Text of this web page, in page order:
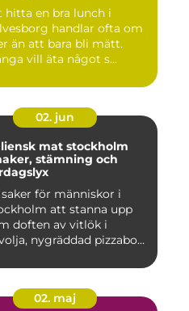
hitta en bra lunch i
handlar ofta om
än att bara bli mätt.
vill äta något s...
02. jun
mat stockholm
stämning och
saker för människor i
att stanna upp
doften av vitlök i
nygräddad pizzabo...
02. maj